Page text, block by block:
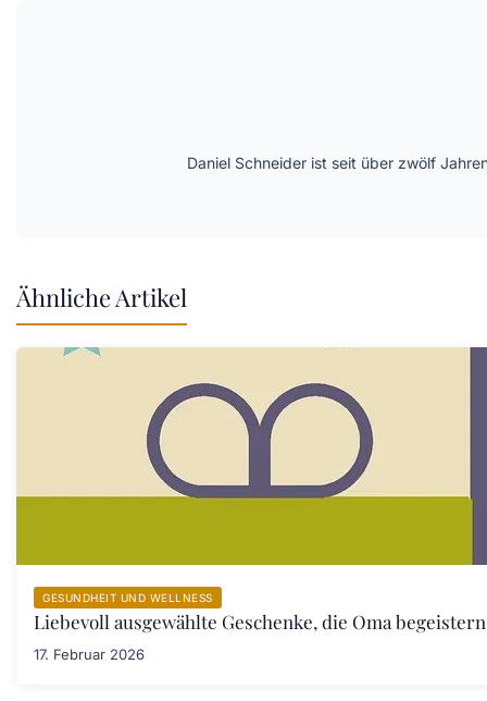
Daniel Schneider ist seit über zwölf
Ähnliche Artikel
GESUNDHEIT UND WELLNESS
Liebevoll ausgewählte Geschenke, die Oma
17. Februar 2026